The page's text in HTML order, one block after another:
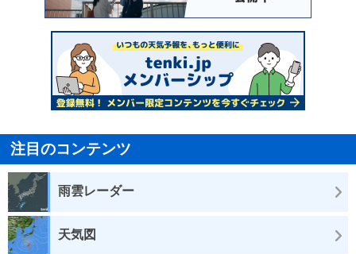
注目のコンテンツ
雨雲レーダー
天気図